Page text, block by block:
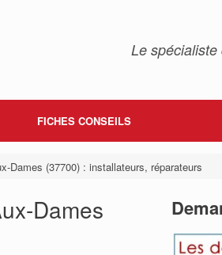
Le
FICHES CONSEILS
Dames (37700) : installateurs, réparateurs
Dames